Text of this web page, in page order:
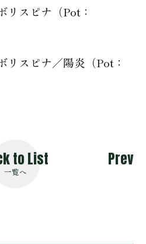
スピナ（Pot：
スピナ／陽炎（Pot：
to List
一覧へ
Prev